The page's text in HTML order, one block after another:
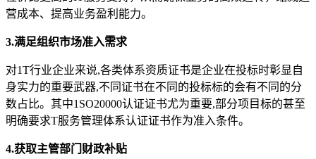
营成本、提高业务盈利能力。
3.满足组织市场准入需求
对1T行业企业来说,各类体系资质证书是企业在投标时彰显自
身实力的重要武器,不同证书在不同的投标标的会有不同的分
数占比。其中1SO20000认证证书尤为重要,部分项目标的甚至
明确要求T服务管理体系认证证书作为准入条件。
4.获取主管部门财政补贴